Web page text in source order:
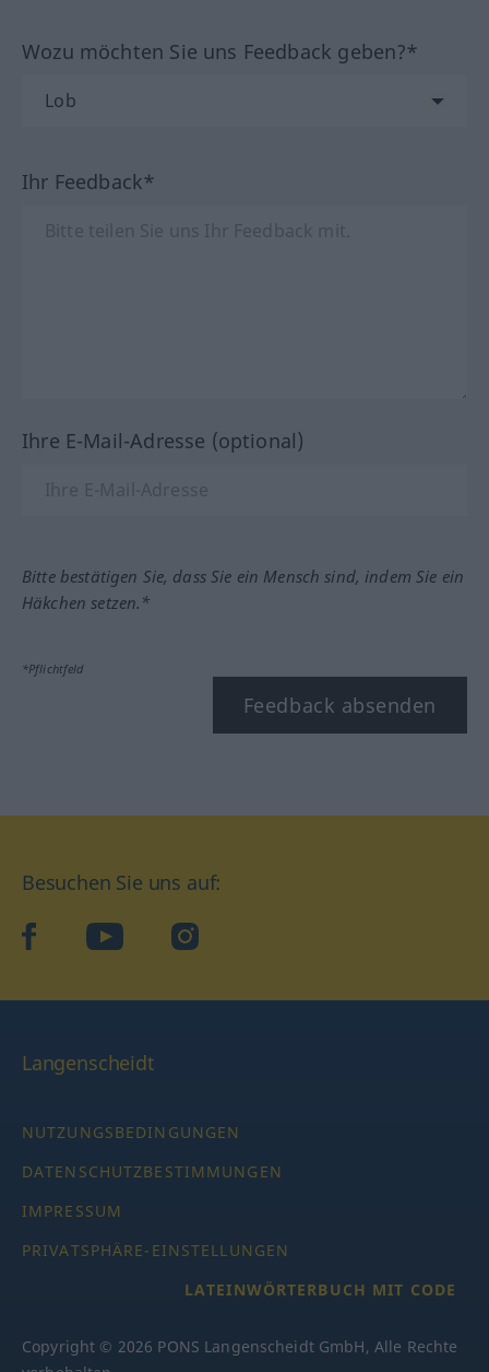
Wozu möchten Sie uns Feedback geben?*
Ihr Feedback*
Ihre E-Mail-Adresse (optional)
Bitte bestätigen Sie, dass Sie ein Mensch sind, indem Sie ein
Häkchen setzen.*
*Pflichtfeld
Feedback absenden
Besuchen Sie uns auf:
facebookYouTube Instagram
Langenscheidt
NUTZUNGSBEDINGUNGEN
DATENSCHUTZBESTIMMUNGEN
IMPRESSUM
PRIVATSPHÄRE-EINSTELLUNGEN
LATEINWÖRTERBUCH MIT CODE
Copyright © 2026 PONS Langenscheidt GmbH, Alle Rechte